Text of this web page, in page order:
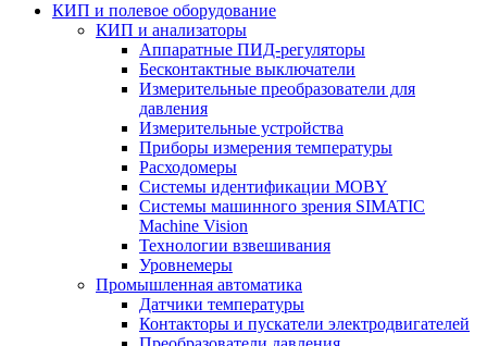
КИП и полевое оборудование
КИП и анализаторы
Аппаратные ПИД-регуляторы
Бесконтактные выключатели
Измерительные преобразователи для
давления
Измерительные устройства
Приборы измерения температуры
Расходомеры
Системы идентификации MOBY
Системы машинного зрения SIMATIC
Machine Vision
Технологии взвешивания
Уровнемеры
Промышленная автоматика
Датчики температуры
Контакторы и пускатели электродвигателей